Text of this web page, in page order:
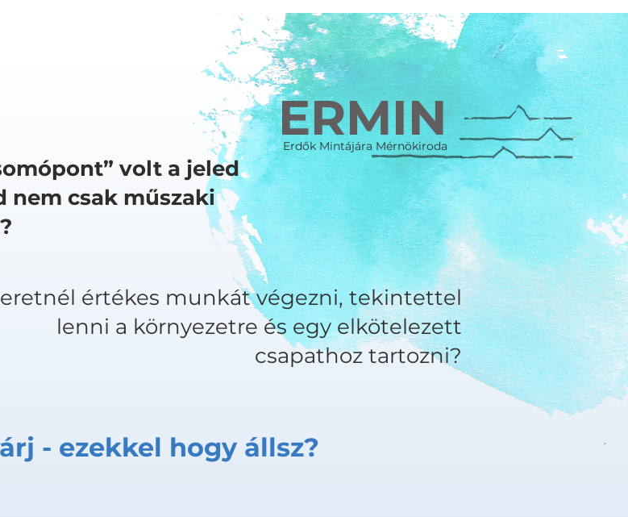
ERMIN
Erdők Mintájára Mérnökiroda
volt a jeled
nem csak műszaki
értékes munkát végezni, tekintettel
lenni a környezetre és egy elkötelezett
csapathoz tartozni?
- ezekkel hogy állsz?